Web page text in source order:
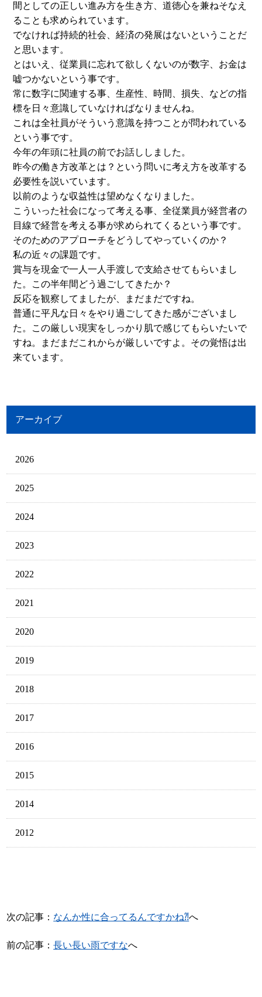
間としての正しい進み方を生き方、道徳心を兼ねそなえ
ることも求められています。
でなければ持続的社会、経済の発展はないということだ
と思います。
とはいえ、従業員に忘れて欲しくないのが数字、お金は
嘘つかないという事です。
常に数字に関連する事、生産性、時間、損失、などの指
標を日々意識していなければなりませんね。
これは全社員がそういう意識を持つことが問われている
という事です。
今年の年頭に社員の前でお話ししました。
昨今の働き方改革とは？という問いに考え方を改革する
必要性を説いています。
以前のような収益性は望めなくなりました。
こういった社会になって考える事、全従業員が経営者の
目線で経営を考える事が求められてくるという事です。
そのためのアプローチをどうしてやっていくのか？
私の近々の課題です。
賞与を現金で一人一人手渡しで支給させてもらいまし
た。この半年間どう過ごしてきたか？
反応を観察してましたが、まだまだですね。
普通に平凡な日々をやり過ごしてきた感がございまし
た。この厳しい現実をしっかり肌で感じてもらいたいで
すね。まだまだこれからが厳しいですよ。その覚悟は出
来ています。
アーカイブ
2026
2025
2024
2023
2022
2021
2020
2019
2018
2017
2016
2015
2014
2012
次の記事： なんか性に合ってるんですかね⁈へ
前の記事：長い長い雨ですなへ